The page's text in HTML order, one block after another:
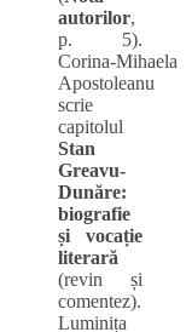
autorilor,
p. 5).
Corina‑Mihaela
Apostoleanu
scrie
capitolul
Stan
Greavu-
Dunăre:
biografie
și vocație
literară
(revin și
comentez).
Luminița